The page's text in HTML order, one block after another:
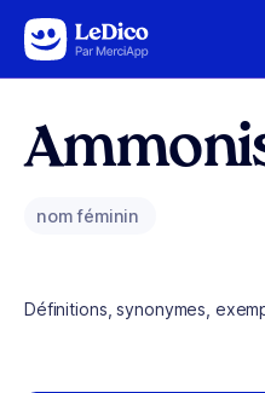
Aller au contenu
nom féminin
Définitions, synonymes,